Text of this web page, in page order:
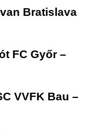
Bratislava
FC Győr –
VVFK Bau –